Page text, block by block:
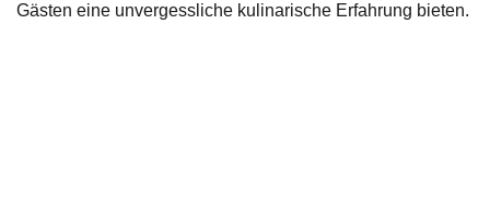
Gästen eine unvergessliche kulinarische Erfahrung bieten.